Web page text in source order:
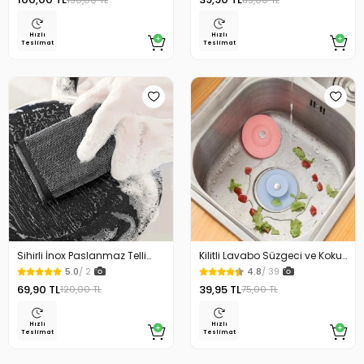
Hızlı
Teslimat
Hızlı
Teslimat
Sihirli İnox Paslanmaz Telli
Bulaşık Süngeri 2Li
5.0/ 2
69,90 TL120,00 TL
Hızlı
Teslimat
Kilitli Lavabo Süzgeci ve Koku
Önleyici
4.8/ 39
39,95 TL75,00 TL
Hızlı
Teslimat